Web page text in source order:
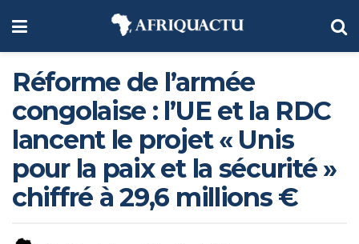
Réforme de l’armée
congolaise : l’UE et la RDC
lancent le projet « Unis
pour la paix et la sécurité »
chiffré à 29,6 millions €